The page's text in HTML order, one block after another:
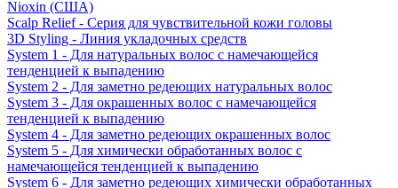
Nioxin (США)
Scalp Relief - Серия для чувствительной кожи головы
3D Styling - Линия укладочных средств
System 1 - Для натуральных волос с намечающейся
тенденцией к выпадению
System 2 - Для заметно редеющих натуральных волос
System 3 - Для окрашенных волос с намечающейся
тенденцией к выпадению
System 4 - Для заметно редеющих окрашенных волос
System 5 - Для химически обработанных волос с
намечающейся тенденцией к выпадению
System 6 - Для заметно редеющих химически обработанных